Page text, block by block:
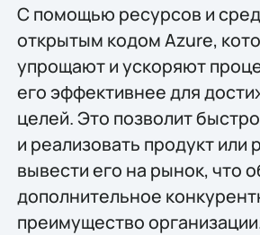
С помощью ресурсов и
открытым кодом Azure,
упрощают и ускоряют
его эффективнее для
целей. Это позволит
и реализовать продукт или
вывести его на рынок, что
дополнительное
преимущество